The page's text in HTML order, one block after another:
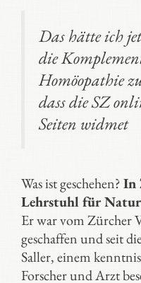
Das hätte ich
die
Homöopathie
dass die SZ
Seiten widmet
Was ist geschehen?In
Lehrstuhl für
Er war vom Zürcher
geschaffen und seit
Saller, einem
Forscher und Arzt